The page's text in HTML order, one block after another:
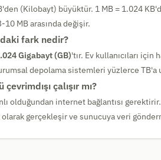
(Kilobayt) büyüktür. 1 MB = 1.024
10 MB arasında değişir.
fark nedir?
Gigabayt (GB)'tır. Ev kullanıcıları
depolama sistemleri yüzlerce TB'a
çalışır mı?
olduğundan internet bağlantısı
gerçekleşir ve sunucuya veri